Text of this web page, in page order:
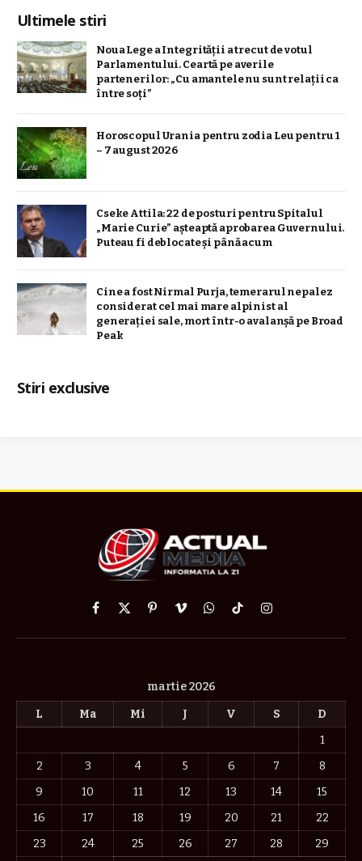
Ultimele stiri
Noua Lege a Integrității a trecut de votul
Parlamentului. Ceartă pe averile
partenerilor: „Cu amantele nu sunt relații ca
între soți”
Horoscopul Urania pentru zodia Leu pentru 1
– 7 august 2026
Cseke Attila: 22 de posturi pentru Spitalul
„Marie Curie” așteaptă aprobarea Guvernului.
Puteau fi deblocate și până acum
Cine a fost Nirmal Purja, temerarul nepalez
considerat cel mai mare alpinist al
generației sale, mort într-o avalanșă pe Broad
Peak
Stiri exclusive
Facebook
X
PinterestVimeoWhatsApp
TikTokInstagram
martie 2026
L
Ma Mi J V S
D
1
2
3 4 5 6 7
8
9
10 11 12 13 14
15
16
17 18 19 20 21
22
23
24 25 26 27 28
29